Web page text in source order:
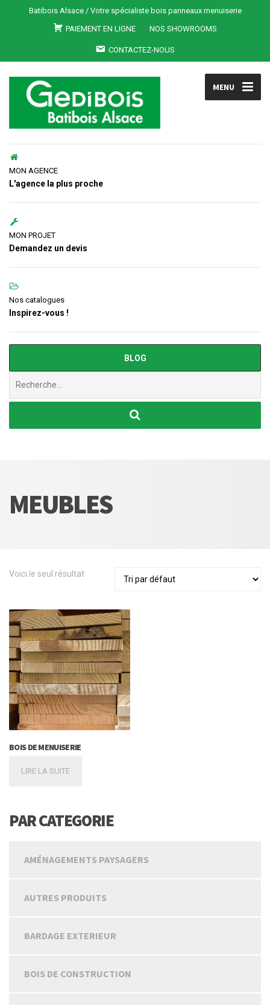
Batibois Alsace / Votre spécialiste bois panneaux menuiserie
PAIEMENT EN LIGNE
NOS SHOWROOMS
CONTACTEZ-NOUS
MENU
MON AGENCE
L'agence la plus proche
MON PROJET
Demandez un devis
Nos catalogues
Inspirez-vous !
BLOG
MEUBLES
Voici le seul résultat
BOIS DE MENUISERIE
LIRE LA SUITE
PAR CATEGORIE
AMÉNAGEMENTS PAYSAGERS
AUTRES PRODUITS
BARDAGE EXTERIEUR
BOIS DE CONSTRUCTION